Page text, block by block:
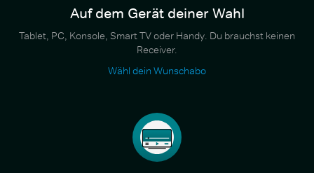
Auf dem Gerät deiner Wahl
Tablet, PC, Konsole, Smart TV oder Handy. Du brauchst keinen
Receiver.
Wähl dein Wunschabo